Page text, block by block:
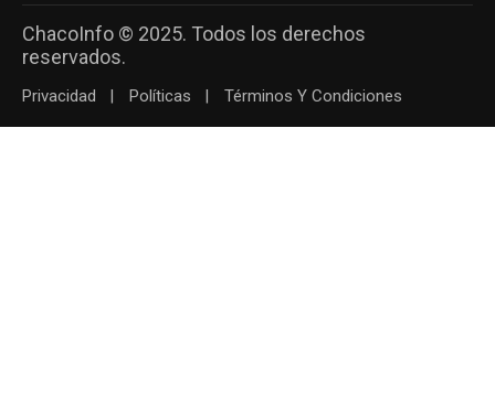
ChacoInfo © 2025. Todos los derechos
reservados.
Privacidad Políticas Términos Y Condiciones